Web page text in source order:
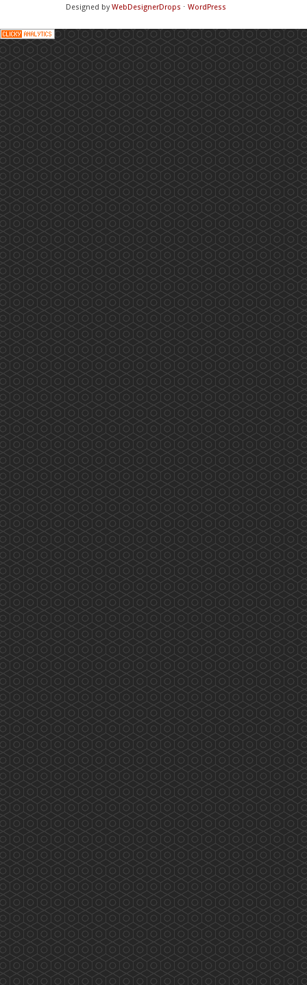
Designed byWebDesignerDrops ⋅ WordPress